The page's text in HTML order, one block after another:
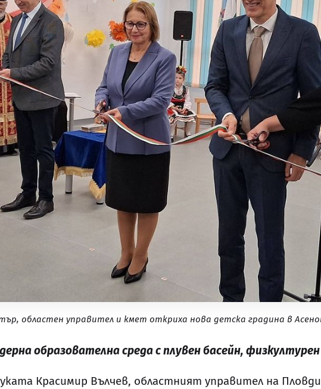
областен управител и кмет откриха нова детска градина в
образователна среда с плувен басейн,
Красимир Вълчев, областният управител на